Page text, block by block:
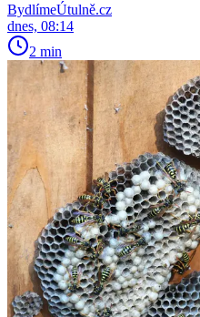
BydlímeÚtulně.cz
dnes, 08:14
2 min